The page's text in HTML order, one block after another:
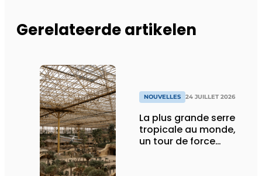
Gerelateerde artikelen
NOUVELLES 24 JUILLET 2026
La plus grande serre
tropicale au monde,
un tour de force